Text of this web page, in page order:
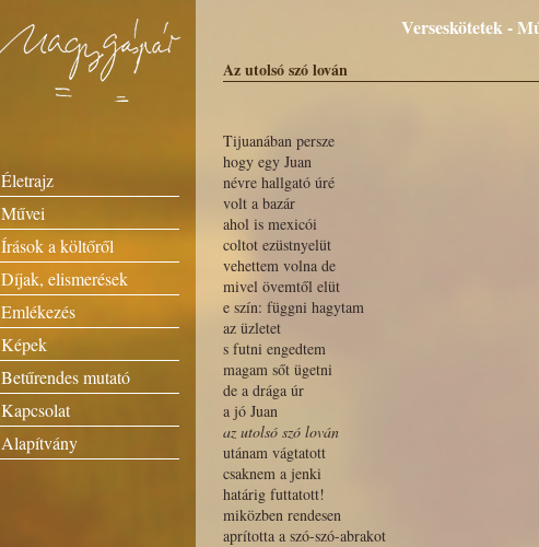
Életrajz
Művei
Írások a költőről
Díjak, elismerések
Emlékezés
Képek
Betűrendes mutató
Kapcsolat
Alapítvány
Verseskötetek -
Az utolsó szó lován
Tijuanában persze
hogy egy Juan
névre hallgató úré
volt a bazár
ahol is mexicói
coltot ezüstnyelüt
vehettem volna de
mivel övemtől elüt
e szín: függni hagytam
az üzletet
s futni engedtem
magam sőt ügetni
de a drága úr
a jó Juan
az utolsó szó lován
utánam vágtatott
csaknem a jenki
határig futtatott!
miközben rendesen
aprította a szó-szó-abrakot